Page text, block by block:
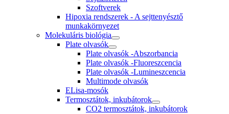
Szoftverek
Hipoxia rendszerek - A sejttenyésztő
munkakörnyezet
Molekuláris biológia
Plate olvasók
Plate olvasók -Abszorbancia
Plate olvasók -Fluoreszcencia
Plate olvasók -Lumineszcencia
Multimode olvasók
ELisa-mosók
Termosztátok, inkubátorok
CO2 termosztátok, inkubátorok